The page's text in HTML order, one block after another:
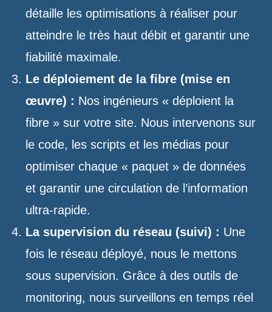
détaille les optimisations à réaliser pour
atteindre le très haut débit et garantir une
fiabilité maximale.
Le déploiement de la fibre (mise en
œuvre) : Nos ingénieurs « déploient la
fibre » sur votre site. Nous intervenons sur
le code, les scripts et les médias pour
optimiser chaque « paquet » de données
et garantir une circulation de l’information
ultra-rapide.
La supervision du réseau (suivi) : Une
fois le réseau déployé, nous le mettons
sous supervision. Grâce à des outils de
monitoring, nous surveillons en temps réel